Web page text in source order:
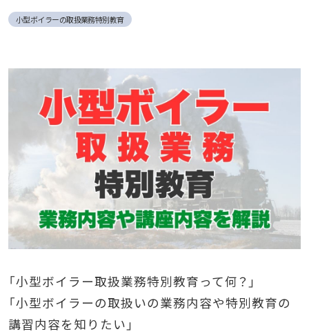
小型ボイラーの取扱業務特別教育
「小型ボイラー取扱業務特別教育って何？」
「小型ボイラーの取扱いの業務内容や特別教育の
講習内容を知りたい」